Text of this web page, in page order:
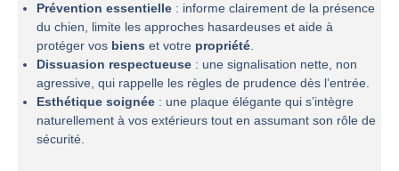
Prévention essentielle : informe clairement de la présence
du chien, limite les approches hasardeuses et aide à
protéger vos biens et votre propriété.
Dissuasion respectueuse : une signalisation nette, non
agressive, qui rappelle les règles de prudence dès l’entrée.
Esthétique soignée : une plaque élégante qui s’intègre
naturellement à vos extérieurs tout en assumant son rôle de
sécurité.